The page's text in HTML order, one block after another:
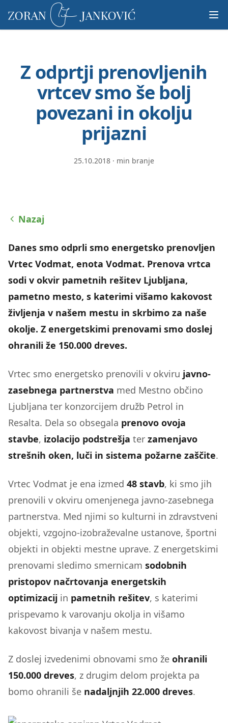
upoštevajte:
To
vključuje
sistem
dostopnosti.
Z odprtji prenovljenih
vrtcev smo še bolj
povezani in okolju
prijazni
25.10.2018 · min branje
Nazaj
Danes smo odprli smo energetsko prenovljen
Vrtec Vodmat, enota Vodmat. Prenova vrtca
sodi v okvir pametnih rešitev Ljubljana,
pametno mesto, s katerimi višamo kakovost
življenja v našem mestu in skrbimo za naše
okolje. Z energetskimi prenovami smo doslej
ohranili že 150.000 dreves.
Vrtec smo energetsko prenovili v okviru javno-
zasebnega partnerstva med Mestno občino
Ljubljana ter konzorcijem družb Petrol in
Resalta. Dela so obsegala prenovo ovoja
stavbe, izolacijo podstrešja ter zamenjavo
strešnih oken, luči in sistema požarne zaščite.
Vrtec Vodmat je ena izmed 48 stavb, ki smo jih
prenovili v okviru omenjenega javno-zasebnega
partnerstva. Med njimi so kulturni in zdravstveni
objekti, vzgojno-izobraževalne ustanove, športni
objekti in objekti mestne uprave. Z energetskimi
prenovami sledimo smernicam sodobnih
pristopov načrtovanja energetskih
optimizacij in pametnih rešitev, s katerimi
prispevamo k varovanju okolja in višamo
kakovost bivanja v našem mestu.
Z doslej izvedenimi obnovami smo že ohranili
150.000 dreves, z drugim delom projekta pa
bomo ohranili še nadaljnjih 22.000 dreves.